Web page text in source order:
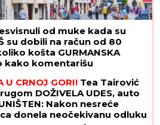
od muke kada su
su dobili na račun od 80
košta GURMANSKA
kako komentarišu
U CRNOJ GORI! Tea Tairović
DOŽIVELA UDES, auto
Nakon nesreće
donela neočekivanu odluku